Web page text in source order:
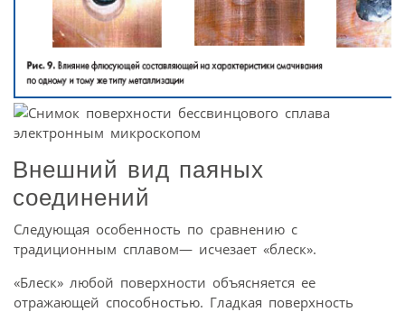
Внешний вид паяных
соединений
Следующая особенность по сравнению с
традиционным сплавом— исчезает «блеск».
«Блеск» любой поверхности объясняется ее
отражающей способностью. Гладкая поверхность